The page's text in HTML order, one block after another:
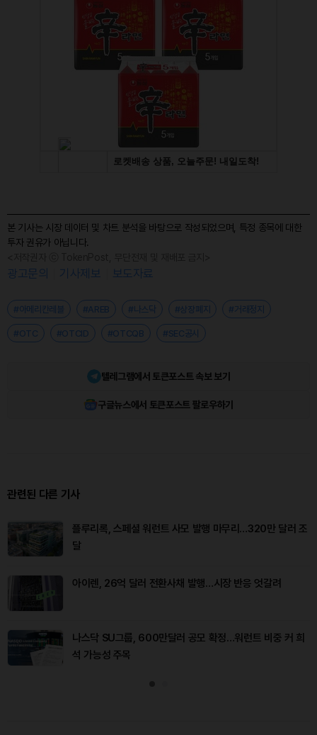
본 기사는 시장 데이터 및 차트 분석을 바탕으로 작성되었으며, 특정 종목에 대한
투자 권유가 아닙니다.
광고문의 기사제보 보도자료
#아메리칸레블 #AREB #나스닥 #상장폐지 #거래정지
#OTC #OTCID #OTCQB #SEC공시
텔레그램에서 토큰포스트 속보 보기
구글뉴스에서 토큰포스트 팔로우하기
관련된 다른 기사
플루리록, 스페셜 워런트 사모 발행 마무리…320만 달러 조
달
아이렌, 26억 달러 전환사채 발행…시장 반응 엇갈려
나스닥 SU그룹, 600만달러 공모 확정…워런트 비중 커 희
석 가능성 주목